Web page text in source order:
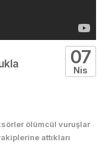
07
Nis
ölümcül vuruşlar
attıkları